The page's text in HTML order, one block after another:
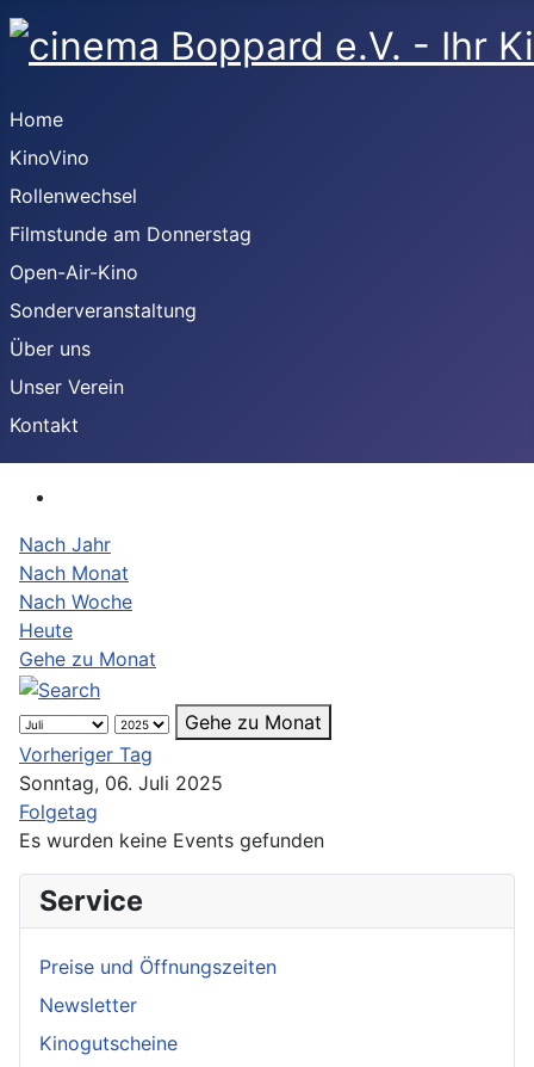
Home
KinoVino
Rollenwechsel
Filmstunde am Donnerstag
Open-Air-Kino
Sonderveranstaltung
Über uns
Unser Verein
Kontakt
Nach Jahr
Nach Monat
Nach Woche
Heute
Gehe zu Monat
Gehe zu Monat
Vorheriger Tag
Sonntag, 06. Juli 2025
Folgetag
Es wurden keine Events gefunden
Service
Preise und Öffnungszeiten
Newsletter
Kinogutscheine